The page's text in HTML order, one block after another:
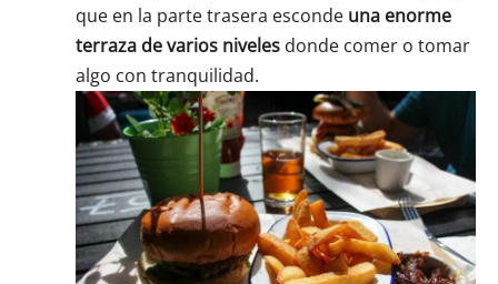
que en la parte trasera esconde una enorme
terraza de varios niveles donde comer o tomar
algo con tranquilidad.